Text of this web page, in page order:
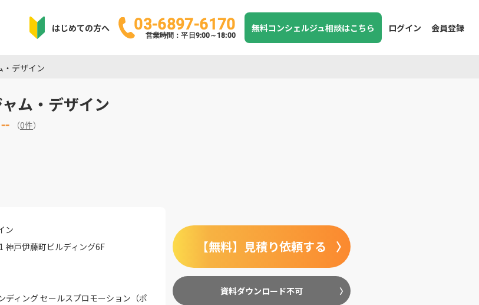
はじめての方へ 03-6897-6170
営業時間：平日9:00～18:00
無料コンシェルジュ相談はこちら ログイン 会員登録
・デザイン
ム・デザイン
-- （0件）
ン
神戸伊藤町ビルディング6F
ディング セールスプロモーション（ポ
【無料】見積り依頼する
資料ダウンロード不可